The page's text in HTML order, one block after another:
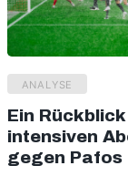
ANALYSE
Ein
intensiven
gegen Pafos